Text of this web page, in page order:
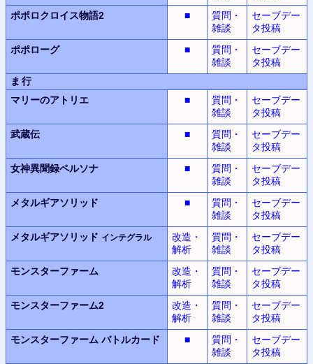
ポポロクロイス物語2
■
質問・
雑談
セーブデー
タ投稿
ポポローグ
■
質問・
雑談
セーブデー
タ投稿
ま行
マリーのアトリエ
■
質問・
雑談
セーブデー
タ投稿
武蔵伝
■
質問・
雑談
セーブデー
タ投稿
女神異聞録ペルソナ ■
質問・
雑談
セーブデー
タ投稿
メタルギアソリッド
■
質問・
雑談
セーブデー
タ投稿
メタルギアソリッド インテグラル
改造・
解析
質問・
雑談
セーブデー
タ投稿
モンスターファーム
改造・
解析
質問・
雑談
セーブデー
タ投稿
モンスターファーム2
改造・
解析
質問・
雑談
セーブデー
タ投稿
モンスターファーム バトルカード ■
質問・
雑談
セーブデー
タ投稿